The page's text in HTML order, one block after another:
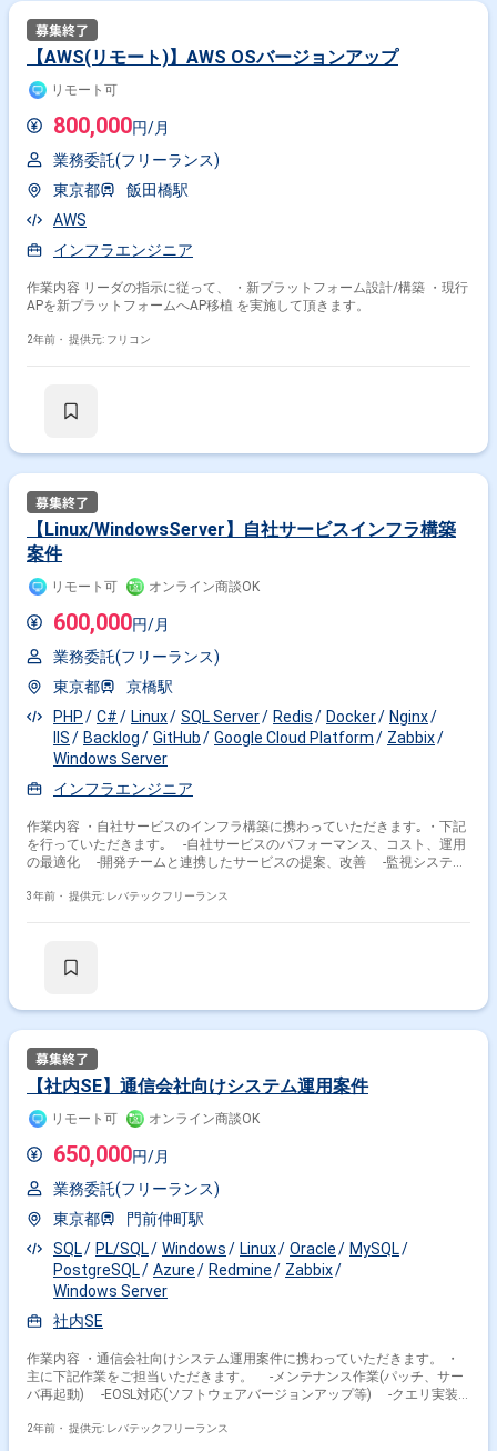
【AWS(リモート)】AWS OSバージョンアップ
リモート可
800,000円/月
業務委託(フリーランス)
東京都
飯田橋駅
AWS
インフラエンジニア
作業内容 リーダの指示に従って、 ・新プラットフォーム設計/構築 ・現行
APを新プラットフォームへAP移植 を実施して頂きます。
2年前・ 提供元: フリコン
【Linux/WindowsServer】自社サービスインフラ構築
案件
リモート可 オンライン商談OK
600,000円/月
業務委託(フリーランス)
東京都
京橋駅
PHP
C# Linux SQL Server Redis Docker
Nginx
IIS
Backlog GitHub Google Cloud Platform
Zabbix
Windows Server
インフラエンジニア
作業内容 ・自社サービスのインフラ構築に携わっていただきます｡ ・下記
を行っていただきます｡ ‐自社サービスのパフォーマンス、コスト、運用
の最適化 ‐開発チームと連携したサービスの提案、改善 ‐監視システム
ーと利便性の両立 ‐Infrastructure as Code の推進
3年前・ 提供元: レバテックフリーランス
【社内SE】通信会社向けシステム運用案件
リモート可 オンライン商談OK
650,000円/月
業務委託(フリーランス)
東京都
門前仲町駅
SQL
PL/SQL Windows Linux Oracle
MySQL
PostgreSQL
Azure Redmine
Zabbix
Windows Server
社内SE
作業内容 ・通信会社向けシステム運用案件に携わっていただきます。 ・
主に下記作業をご担当いただきます。 -メンテナンス作業(パッチ、サー
バ再起動) -EOSL対応(ソフトウェアバージョンアップ等) -クエリ実装
等) -障害対応 -問い合わせ対応 -自動化対応
2年前・ 提供元: レバテックフリーランス